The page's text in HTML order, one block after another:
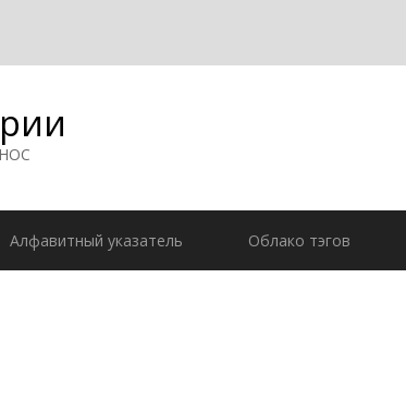
Алфавитный указатель Облако тэгов